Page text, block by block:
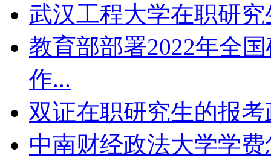
武汉工程大学在职研
教育部部署2022年全
作...
双证在职研究生的报考
中南财经政法大学学